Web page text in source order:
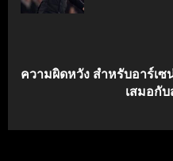
Next
ความผิดหวัง สำหรับอาร์เซ
เสมอกั